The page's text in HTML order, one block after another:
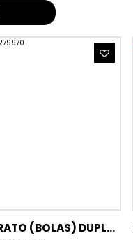
BREF WC BLUE ACTIV APARATO (BOLAS) DUPLO HYGIENE